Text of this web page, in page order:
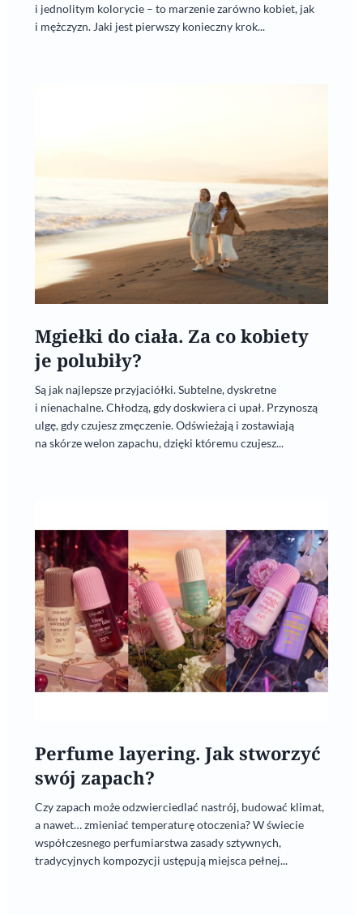
i jednolitym kolorycie – to marzenie zarówno kobiet, jak
i mężczyzn. Jaki jest pierwszy konieczny krok...
Mgiełki do ciała. Za co kobiety
je polubiły?
Są jak najlepsze przyjaciółki. Subtelne, dyskretne
i nienachalne. Chłodzą, gdy doskwiera ci upał. Przynoszą
ulgę, gdy czujesz zmęczenie. Odświeżają i zostawiają
na skórze welon zapachu, dzięki któremu czujesz...
Perfume layering. Jak stworzyć
swój zapach?
Czy zapach może odzwierciedlać nastrój, budować klimat,
a nawet… zmieniać temperaturę otoczenia? W świecie
współczesnego perfumiarstwa zasady sztywnych,
tradycyjnych kompozycji ustępują miejsca pełnej...